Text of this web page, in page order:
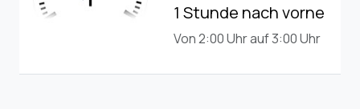
1 Stunde nach vorne
Von 2:00 Uhr auf 3:00 Uhr